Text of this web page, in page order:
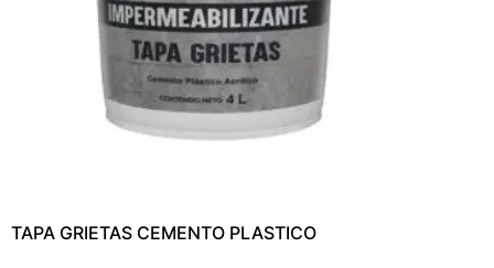
TAPA GRIETAS CEMENTO PLASTICO